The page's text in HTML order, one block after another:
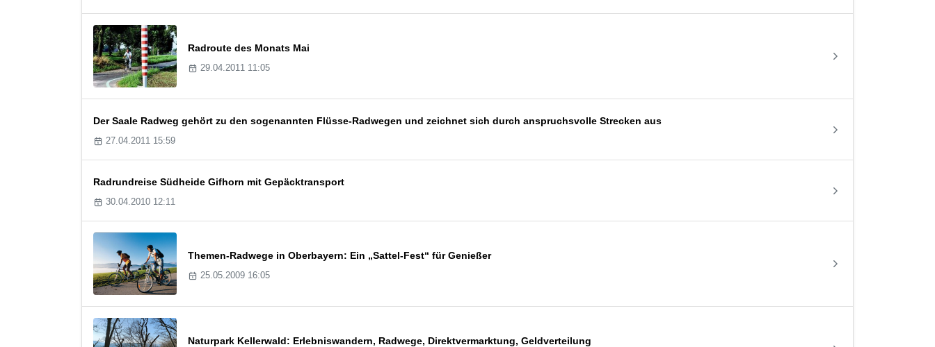
Radroute des Monats Mai
29.04.2011 11:05
Der Saale Radweg gehört zu den sogenannten Flüsse-Radwegen und zeichnet sich durch anspruchsvolle Strecken aus
27.04.2011 15:59
Radrundreise Südheide Gifhorn mit Gepäcktransport
30.04.2010 12:11
Themen-Radwege in Oberbayern: Ein „Sattel-Fest“ für Genießer
25.05.2009 16:05
Naturpark Kellerwald: Erlebniswandern, Radwege, Direktvermarktung, Geldverteilung